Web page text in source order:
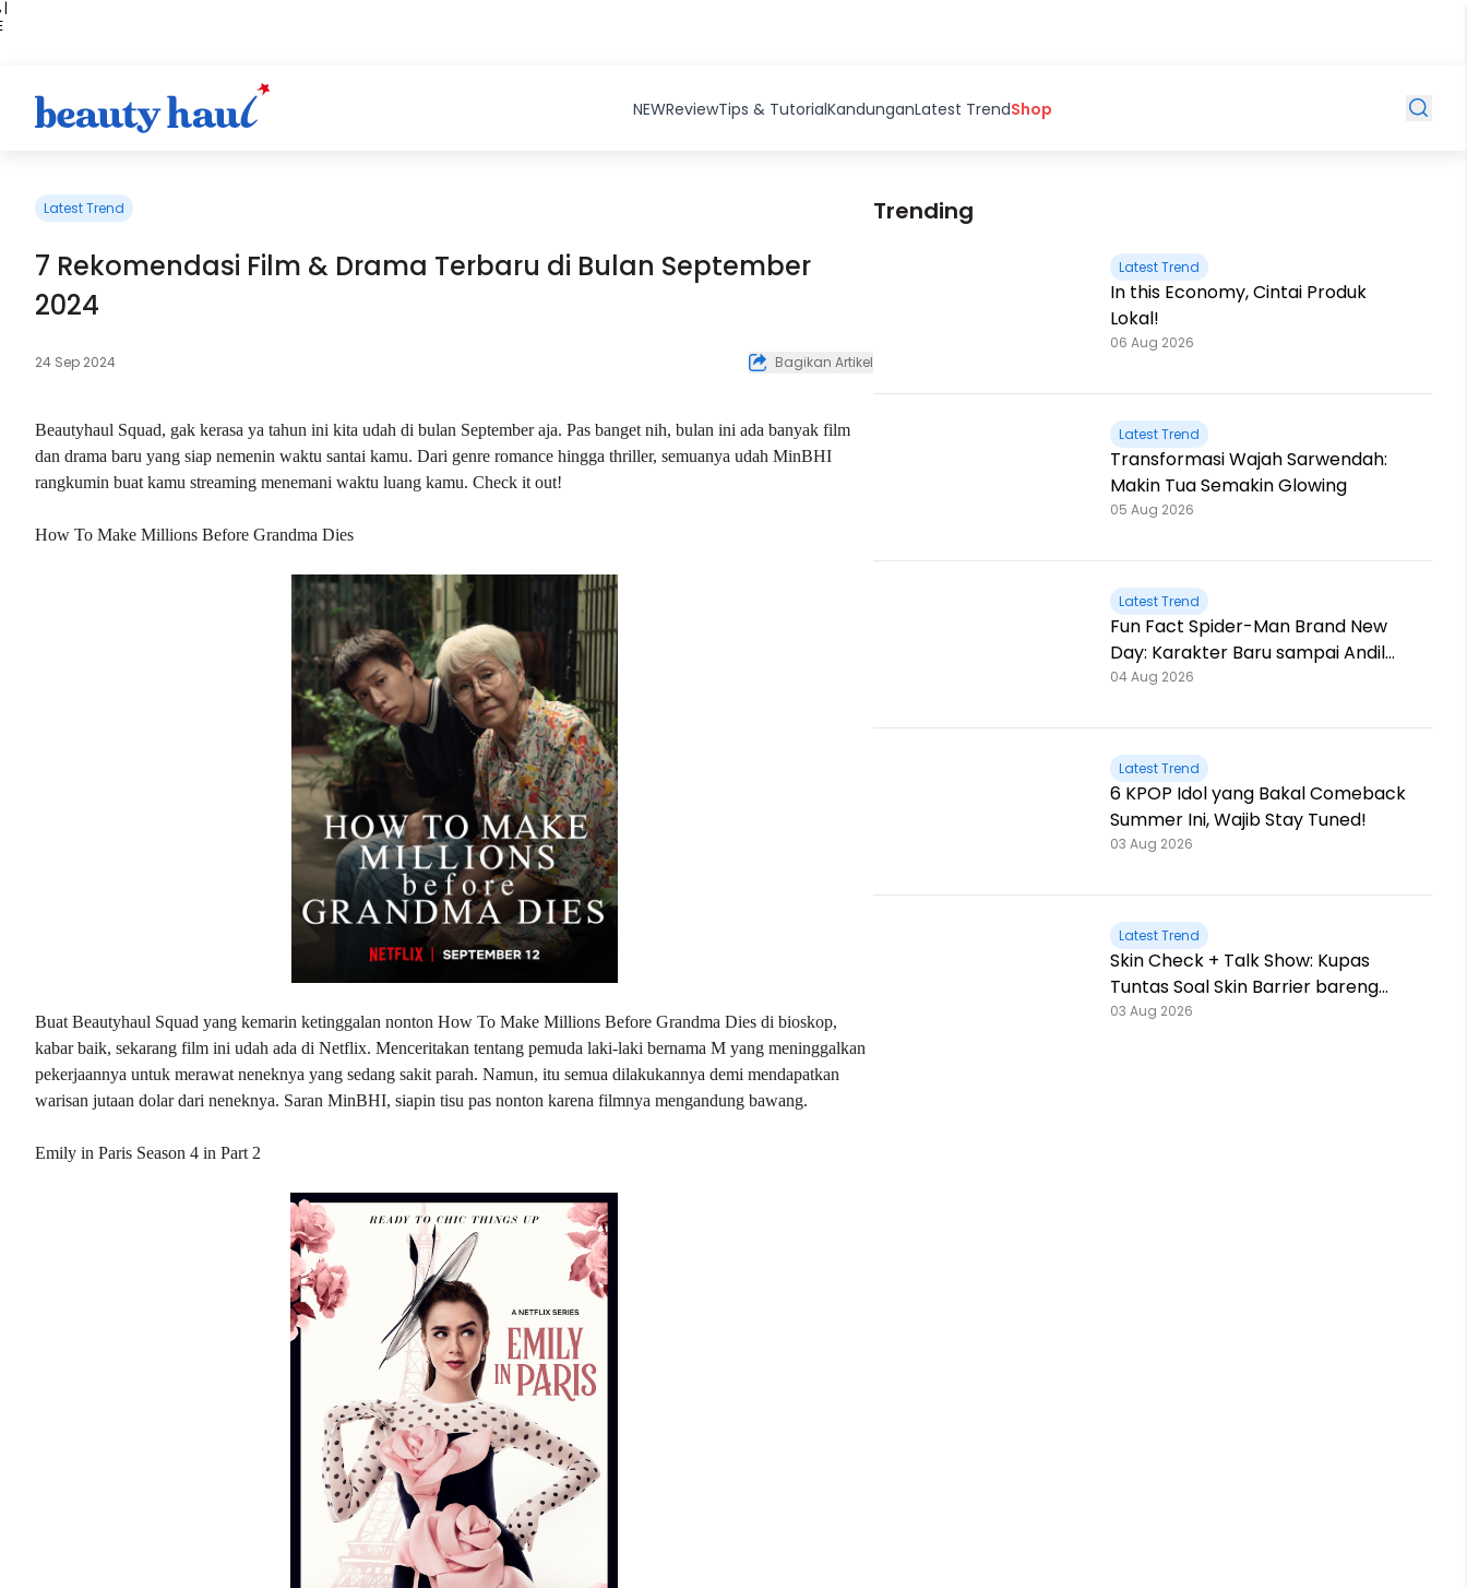
|
NEWReviewTips & TutorialKandunganLatest TrendShop
Latest Trend
7 Rekomendasi Film & Drama Terbaru di Bulan September
2024
24 Sep 2024 Bagikan Artikel
Beautyhaul Squad, gak kerasa ya tahun ini kita udah di bulan September aja. Pas banget nih, bulan ini ada banyak film
dan drama baru yang siap nemenin waktu santai kamu. Dari genre romance hingga thriller, semuanya udah MinBHI
rangkumin buat kamu streaming menemani waktu luang kamu. Check it out!
How To Make Millions Before Grandma Dies
Buat Beautyhaul Squad yang kemarin ketinggalan nonton How To Make Millions Before Grandma Dies di bioskop,
kabar baik, sekarang film ini udah ada di Netflix. Menceritakan tentang pemuda laki-laki bernama M yang meninggalkan
pekerjaannya untuk merawat neneknya yang sedang sakit parah. Namun, itu semua dilakukannya demi mendapatkan
warisan jutaan dolar dari neneknya. Saran MinBHI, siapin tisu pas nonton karena filmnya mengandung bawang.
Emily in Paris Season 4 in Part 2
Trending
Latest Trend
In this Economy, Cintai Produk
Lokal!
06 Aug 2026
Latest Trend
Transformasi Wajah Sarwendah:
Makin Tua Semakin Glowing
05 Aug 2026
Latest Trend
Fun Fact Spider-Man Brand New
Day: Karakter Baru sampai Andil
Jackie Chan!
04 Aug 2026
Latest Trend
6 KPOP Idol yang Bakal Comeback
Summer Ini, Wajib Stay Tuned!
03 Aug 2026
Latest Trend
Skin Check + Talk Show: Kupas
Tuntas Soal Skin Barrier bareng
Pestlo dan Skintention!
03 Aug 2026